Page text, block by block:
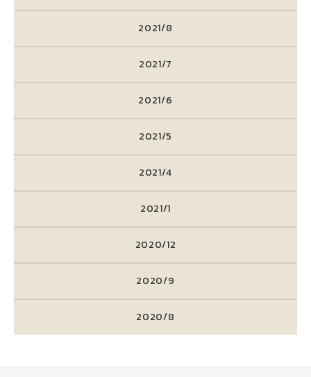
2021/8
2021/7
2021/6
2021/5
2021/4
2021/1
2020/12
2020/9
2020/8